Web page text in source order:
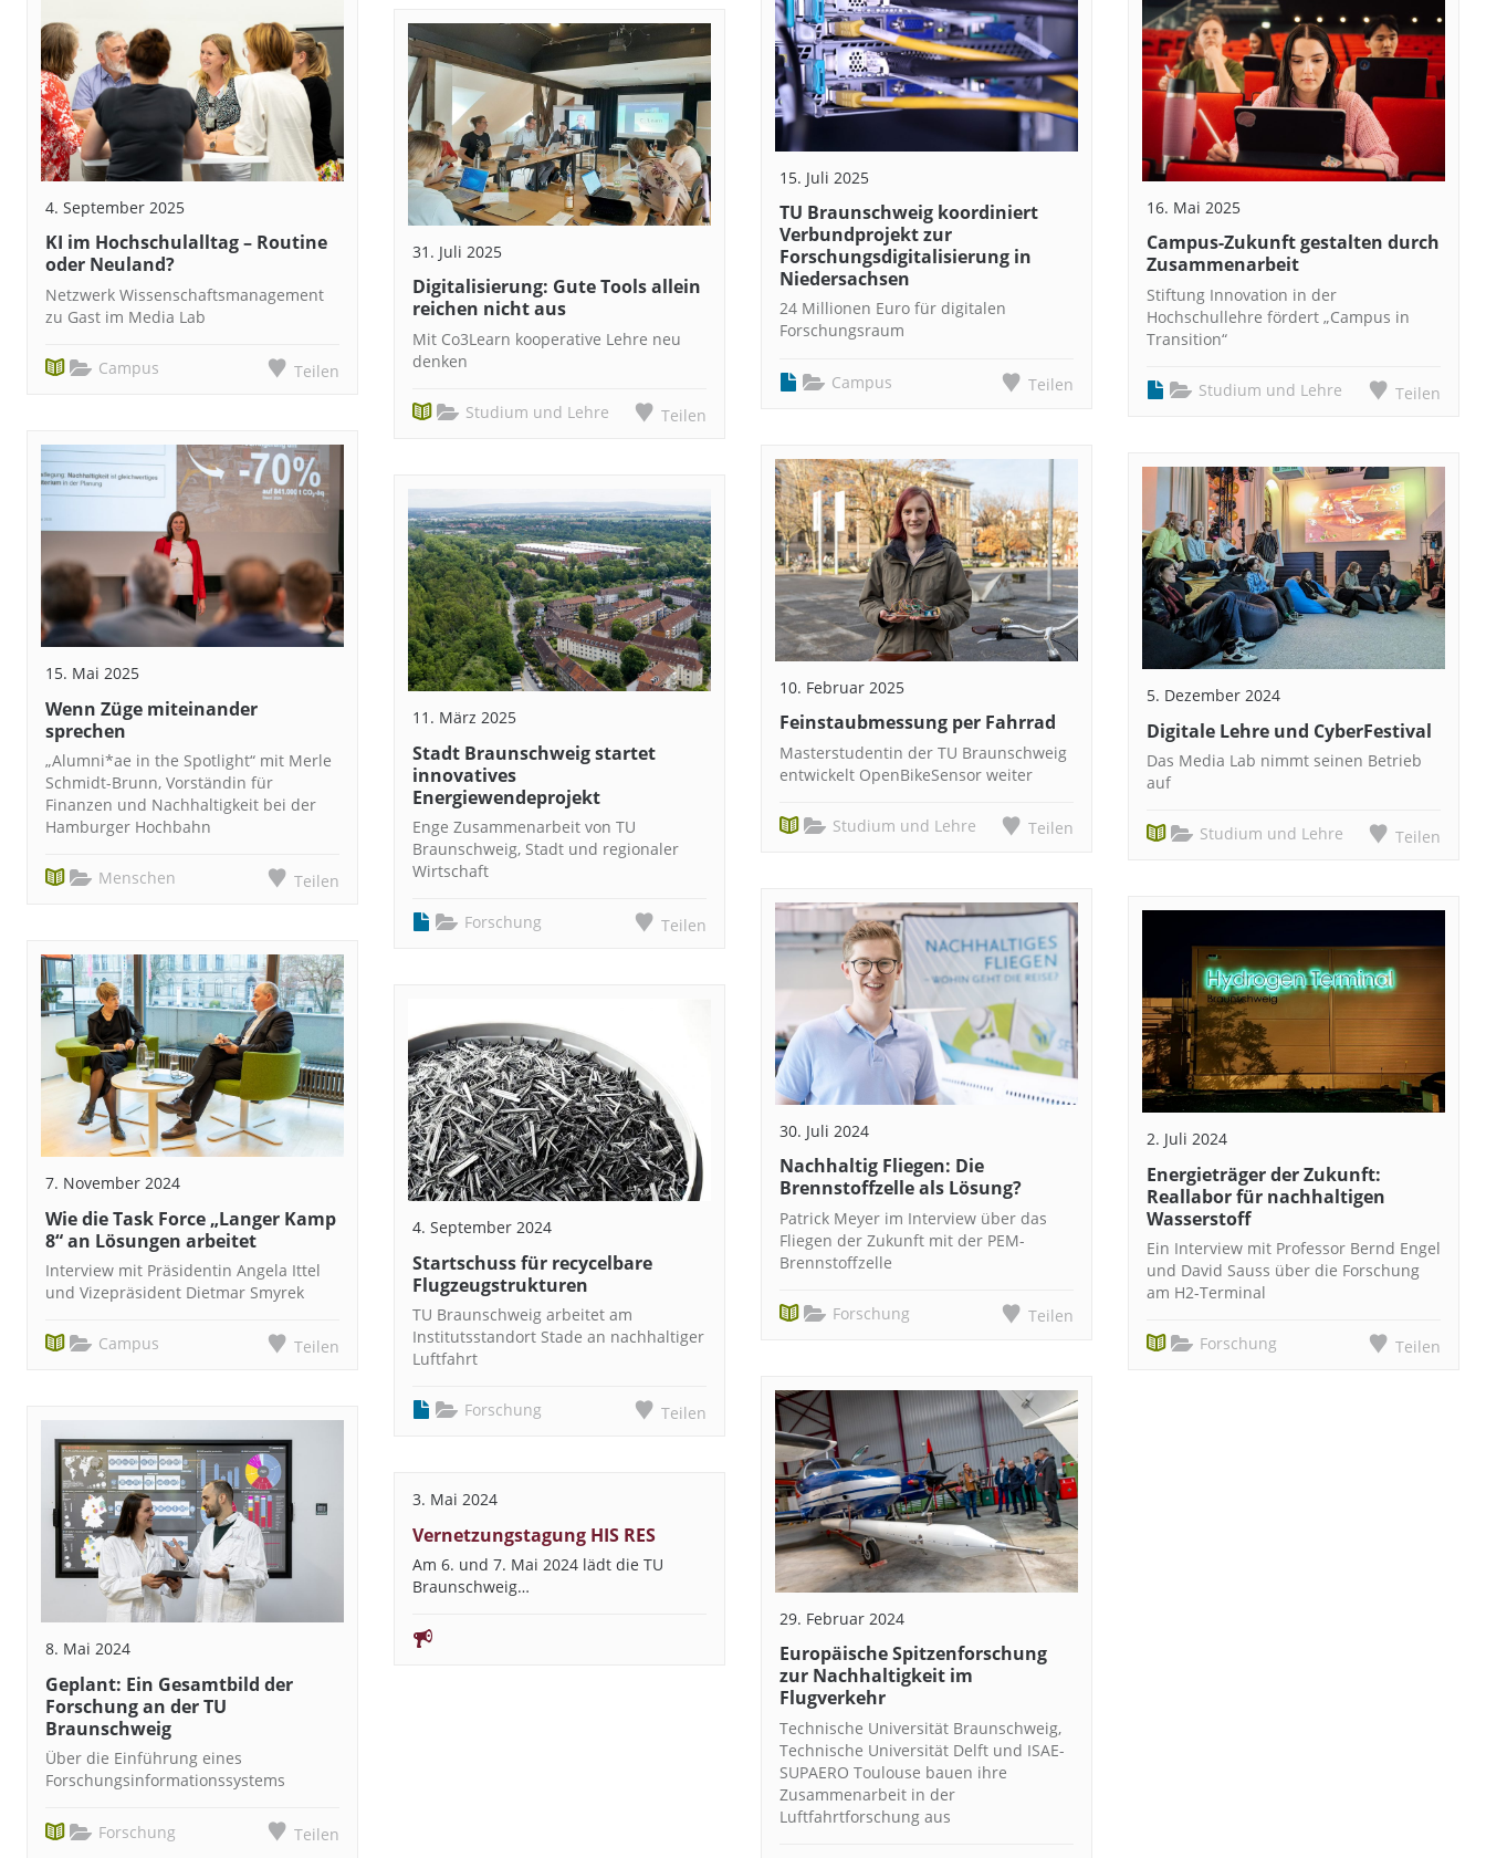
4. September 2025
KI im Hochschulalltag – Routine
oder Neuland?
Netzwerk Wissenschaftsmanagement
zu Gast im Media Lab
Campus Teilen
15. Mai 2025
Wenn Züge miteinander
sprechen
„Alumni*ae in the Spotlight“ mit Merle
Schmidt-Brunn, Vorständin für
Finanzen und Nachhaltigkeit bei der
Hamburger Hochbahn
Menschen Teilen
7. November 2024
Wie die Task Force „Langer Kamp
8“ an Lösungen arbeitet
Interview mit Präsidentin Angela Ittel
und Vizepräsident Dietmar Smyrek
Campus Teilen
8. Mai 2024
Geplant: Ein Gesamtbild der
Forschung an der TU
Braunschweig
Über die Einführung eines
Forschungsinformationssystems
Forschung Teilen
31. Juli 2025
Digitalisierung: Gute Tools allein
reichen nicht aus
Mit Co3Learn kooperative Lehre neu
denken
Studium und Lehre Teilen
11. März 2025
Stadt Braunschweig startet
innovatives
Energiewendeprojekt
Enge Zusammenarbeit von TU
Braunschweig, Stadt und regionaler
Wirtschaft
Forschung Teilen
4. September 2024
Startschuss für recycelbare
Flugzeugstrukturen
TU Braunschweig arbeitet am
Institutsstandort Stade an nachhaltiger
Luftfahrt
Forschung Teilen
3. Mai 2024
Vernetzungstagung HIS RES
Am 6. und 7. Mai 2024 lädt die TU
Braunschweig…
15. Juli 2025
TU Braunschweig koordiniert
Verbundprojekt zur
Forschungsdigitalisierung in
Niedersachsen
24 Millionen Euro für digitalen
Forschungsraum
Campus Teilen
10. Februar 2025
Feinstaubmessung per Fahrrad
Masterstudentin der TU Braunschweig
entwickelt OpenBikeSensor weiter
Studium und Lehre Teilen
30. Juli 2024
Nachhaltig Fliegen: Die
Brennstoffzelle als Lösung?
Patrick Meyer im Interview über das
Fliegen der Zukunft mit der PEM-
Brennstoffzelle
Forschung Teilen
29. Februar 2024
Europäische Spitzenforschung
zur Nachhaltigkeit im
Flugverkehr
Technische Universität Braunschweig,
Technische Universität Delft und ISAE-
SUPAERO Toulouse bauen ihre
Zusammenarbeit in der
Luftfahrtforschung aus
16. Mai 2025
Campus-Zukunft gestalten durch
Zusammenarbeit
Stiftung Innovation in der
Hochschullehre fördert „Campus in
Transition“
Studium und Lehre Teilen
5. Dezember 2024
Digitale Lehre und CyberFestival
Das Media Lab nimmt seinen Betrieb
auf
Studium und Lehre Teilen
2. Juli 2024
Energieträger der Zukunft:
Reallabor für nachhaltigen
Wasserstoff
Ein Interview mit Professor Bernd Engel
und David Sauss über die Forschung
am H2-Terminal
Forschung Teilen